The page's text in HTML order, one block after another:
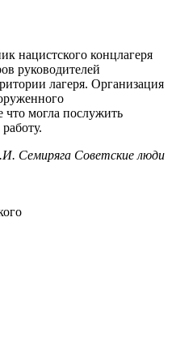
нацистского концлагеря
руководителей
лагеря. Организация
что могла послужить
Семиряга Советские люди